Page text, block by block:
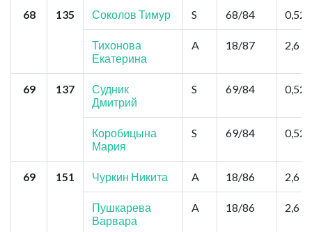
68 135 Соколов Тимур S 68/84 0,52
Тихонова
Екатерина
A 18/87 2,6
69 137
Судник
Дмитрий
S 69/84 0,52
Коробицына
Мария
S 69/84 0,52
69 151 Чуркин Никита A 18/86 2,6
Пушкарева
Варвара
A 18/86 2,6